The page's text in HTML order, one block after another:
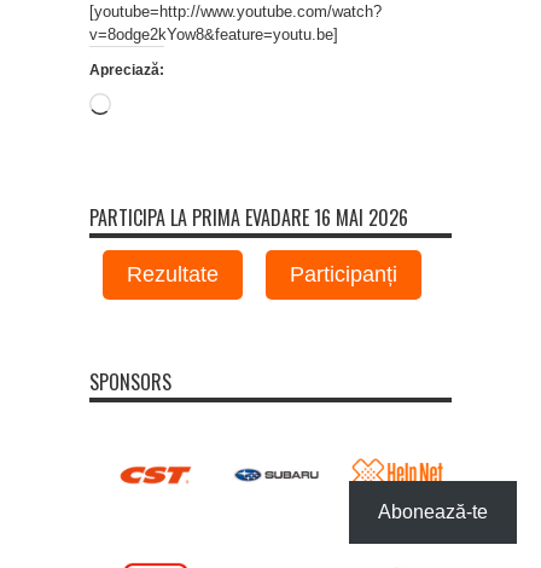
[youtube=http://www.youtube.com/watch?
v=8odge2kYow8&feature=youtu.be]
Apreciază:
Încarc...
PARTICIPA LA PRIMA EVADARE 16 MAI 2026
Rezultate Participanți
SPONSORS
Abonează-te